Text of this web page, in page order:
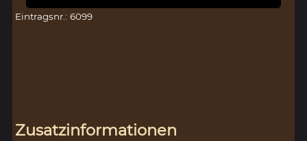
Eintragsnr.: 6099
Zusatzinformationen